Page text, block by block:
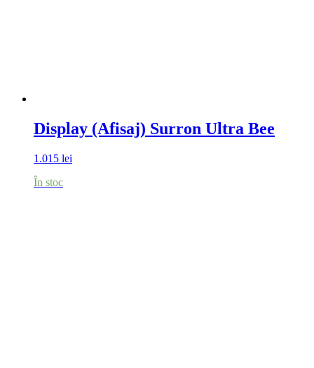
Display (Afisaj) Surron Ultra Bee
1.015 lei
În stoc